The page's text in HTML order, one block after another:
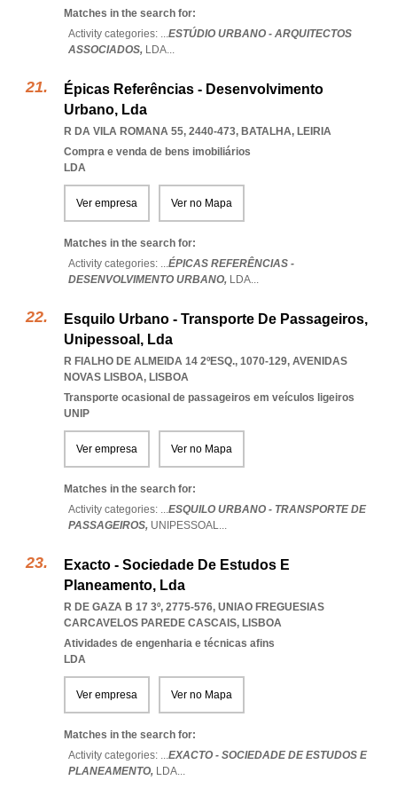
Matches in the search for:
Activity categories: ...ESTÚDIO URBANO - ARQUITECTOS
ASSOCIADOS, LDA...
Épicas Referências - Desenvolvimento
Urbano, Lda
R DA VILA ROMANA 55, 2440-473, BATALHA, LEIRIA
Compra e venda de bens imobiliários
LDA
Ver empresa Ver no Mapa
Matches in the search for:
Activity categories: ...ÉPICAS REFERÊNCIAS -
DESENVOLVIMENTO URBANO, LDA...
Esquilo Urbano - Transporte De Passageiros,
Unipessoal, Lda
R FIALHO DE ALMEIDA 14 2ºESQ., 1070-129, AVENIDAS
NOVAS LISBOA, LISBOA
Transporte ocasional de passageiros em veículos ligeiros
UNIP
Ver empresa Ver no Mapa
Matches in the search for:
Activity categories: ...ESQUILO URBANO - TRANSPORTE DE
PASSAGEIROS, UNIPESSOAL...
Exacto - Sociedade De Estudos E
Planeamento, Lda
R DE GAZA B 17 3º, 2775-576, UNIAO FREGUESIAS
CARCAVELOS PAREDE CASCAIS, LISBOA
Atividades de engenharia e técnicas afins
LDA
Ver empresa Ver no Mapa
Matches in the search for:
Activity categories: ...EXACTO - SOCIEDADE DE ESTUDOS E
PLANEAMENTO, LDA...